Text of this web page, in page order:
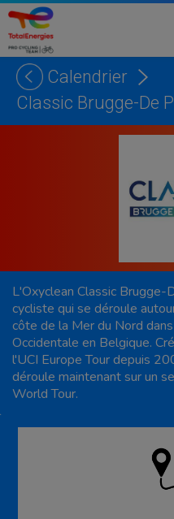
Skip
content
Calendrier
Classic Brugge-De
L'Oxyclean Classic Brugge-
cycliste qui se déroule
côte de la Mer du Nord
Occidentale en Belgique.
l'UCI Europe Tour depuis
déroule maintenant sur un
World Tour.